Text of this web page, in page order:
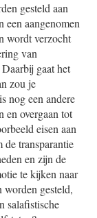
gesteld aan
een aangenomen
wordt verzocht
van
gaat het
zou je
nog een andere
en overgaan tot
eisen aan
de transparantie
en zijn de
te kijken naar
worden gesteld,
salafistische